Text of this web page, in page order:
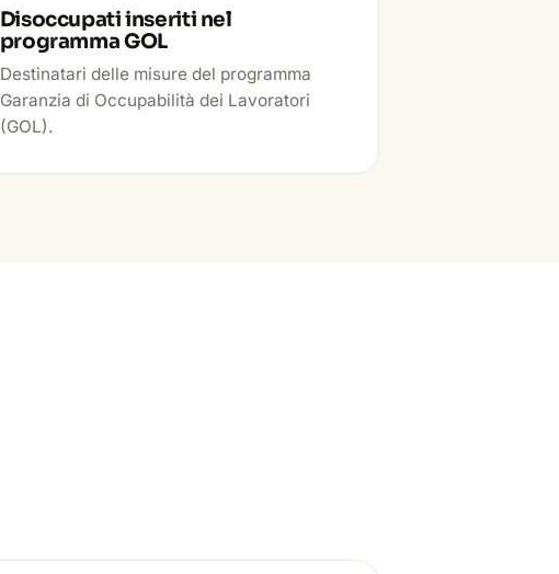
Disoccupati inseriti nel
programma GOL
Destinatari delle misure del programma
Garanzia di Occupabilità dei Lavoratori
(GOL).